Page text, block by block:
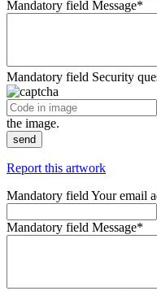
Mandatory field Message*
Mandatory field Security
the image.
send
Report this artwork
Mandatory field Your email
Mandatory field Message*